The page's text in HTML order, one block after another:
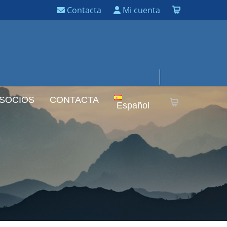
Contacta Mi cuenta
CONTACTA
Español